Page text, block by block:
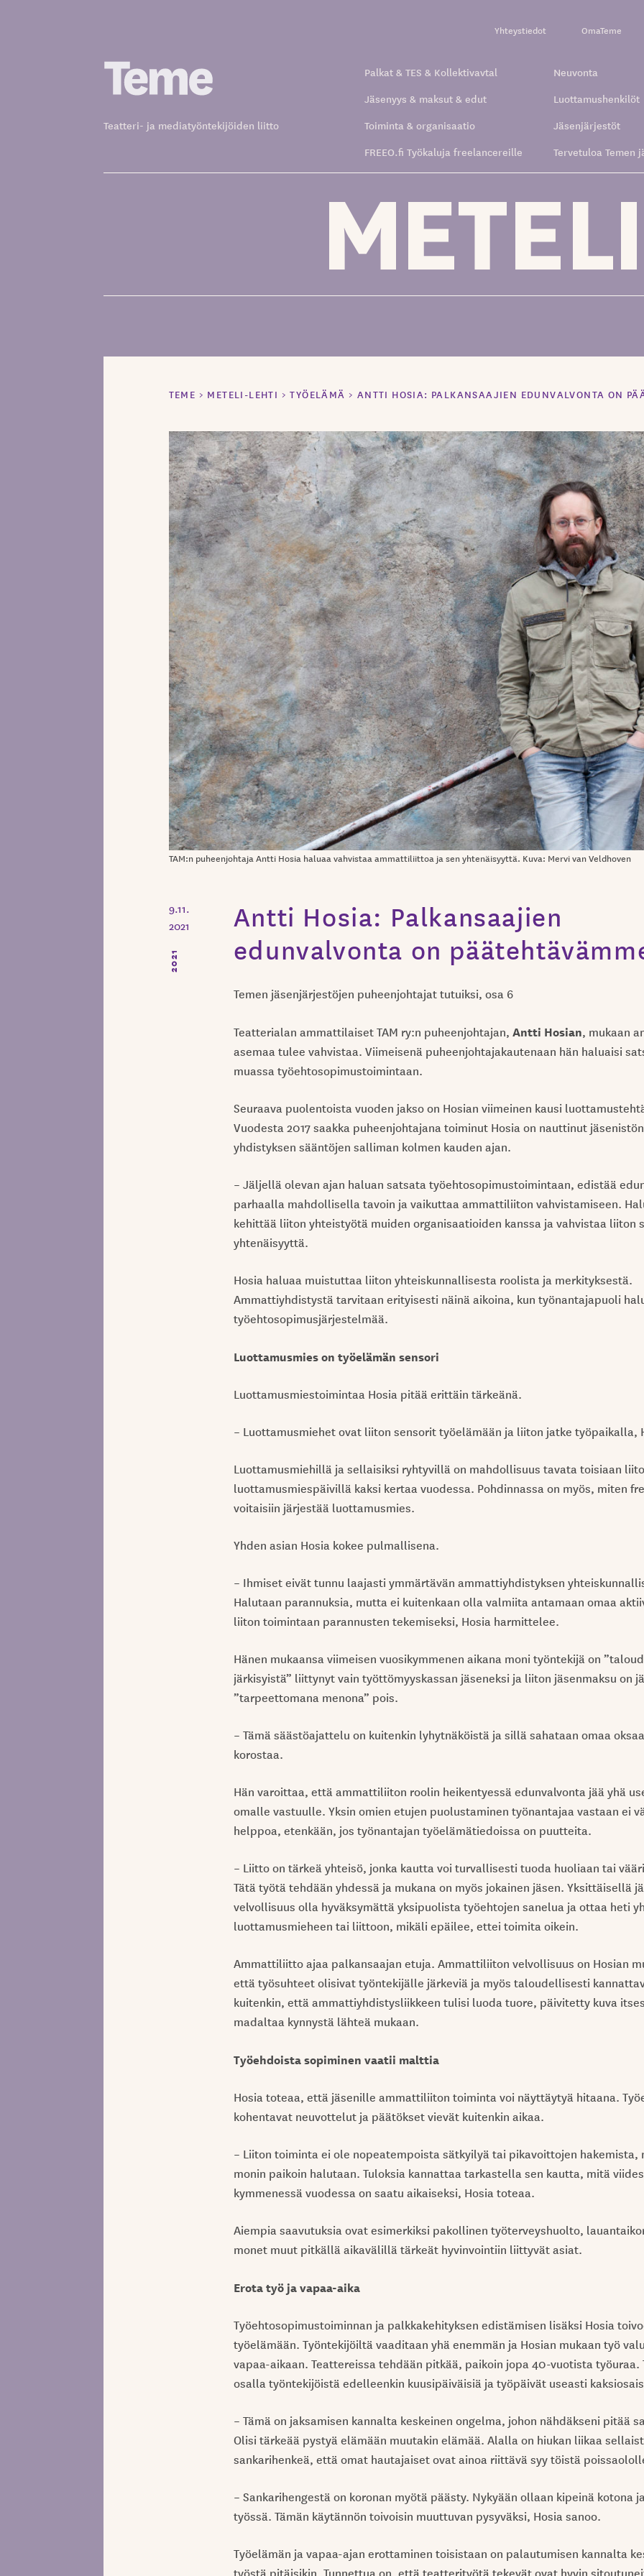
Yhteystiedot OmaTeme
Teatteri- ja mediatyöntekijöiden liitto
Palkat & TES & Kollektivavtal
Neuvonta
Jäsenyys & maksut & edut
Luottamushenkilöt
Toiminta & organisaatio
Jäsenjärjestöt
FREEO.fi Työkaluja freelancereille
Tervetuloa Temen
TEME > METELI-LEHTI >TYÖELÄMÄ > ANTTI HOSIA: PALKANSAAJIEN EDUNVALVONTA ON
TAM:n puheenjohtaja Antti Hosia haluaa vahvistaa ammattiliittoa ja sen yhtenäisyyttä. Kuva: Mervi van Veldhoven
9.11.
2021
2021
Antti Hosia: Palkansaajien
edunvalvonta on
Temen jäsenjärjestöjen puheenjohtajat tutuiksi, osa 6
Teatterialan ammattilaiset TAM ry:n puheenjohtajan, Antti Hosian, mukaan
asemaa tulee vahvistaa. Viimeisenä puheenjohtajakautenaan hän haluaisi
muassa työehtosopimustoimintaan.
Seuraava puolentoista vuoden jakso on Hosian viimeinen kausi
Vuodesta 2017 saakka puheenjohtajana toiminut Hosia on nauttinut
yhdistyksen sääntöjen salliman kolmen kauden ajan.
– Jäljellä olevan ajan haluan satsata työehtosopimustoimintaan, edistää
parhaalla mahdollisella tavoin ja vaikuttaa ammattiliiton vahvistamiseen.
kehittää liiton yhteistyötä muiden organisaatioiden kanssa ja vahvistaa liiton
yhtenäisyyttä.
Hosia haluaa muistuttaa liiton yhteiskunnallisesta roolista ja merkityksestä.
Ammattiyhdistystä tarvitaan erityisesti näinä aikoina, kun työnantajapuoli
työehtosopimusjärjestelmää.
Luottamusmies on työelämän sensori
Luottamusmiestoimintaa Hosia pitää erittäin tärkeänä.
– Luottamusmiehet ovat liiton sensorit työelämään ja liiton jatke työpaikalla,
Luottamusmiehillä ja sellaisiksi ryhtyvillä on mahdollisuus tavata toisiaan
luottamusmiespäivillä kaksi kertaa vuodessa. Pohdinnassa on myös, miten
voitaisiin järjestää luottamusmies.
Yhden asian Hosia kokee pulmallisena.
– Ihmiset eivät tunnu laajasti ymmärtävän ammattiyhdistyksen
Halutaan parannuksia, mutta ei kuitenkaan olla valmiita antamaan omaa
liiton toimintaan parannusten tekemiseksi, Hosia harmittelee.
Hänen mukaansa viimeisen vuosikymmenen aikana moni työntekijä on
järkisyistä” liittynyt vain työttömyyskassan jäseneksi ja liiton jäsenmaksu on
”tarpeettomana menona” pois.
– Tämä säästöajattelu on kuitenkin lyhytnäköistä ja sillä sahataan omaa
korostaa.
Hän varoittaa, että ammattiliiton roolin heikentyessä edunvalvonta jää yhä
omalle vastuulle. Yksin omien etujen puolustaminen työnantajaa vastaan ei
helppoa, etenkään, jos työnantajan työelämätiedoissa on puutteita.
– Liitto on tärkeä yhteisö, jonka kautta voi turvallisesti tuoda huoliaan tai
Tätä työtä tehdään yhdessä ja mukana on myös jokainen jäsen. Yksittäisellä
velvollisuus olla hyväksymättä yksipuolista työehtojen sanelua ja ottaa heti
luottamusmieheen tai liittoon, mikäli epäilee, ettei toimita oikein.
Ammattiliitto ajaa palkansaajan etuja. Ammattiliiton velvollisuus on Hosian
että työsuhteet olisivat työntekijälle järkeviä ja myös taloudellisesti
kuitenkin, että ammattiyhdistysliikkeen tulisi luoda tuore, päivitetty kuva
madaltaa kynnystä lähteä mukaan.
Työehdoista sopiminen vaatii malttia
Hosia toteaa, että jäsenille ammattiliiton toiminta voi näyttäytyä hitaana.
kohentavat neuvottelut ja päätökset vievät kuitenkin aikaa.
– Liiton toiminta ei ole nopeatempoista sätkyilyä tai pikavoittojen hakemista,
monin paikoin halutaan. Tuloksia kannattaa tarkastella sen kautta, mitä
kymmenessä vuodessa on saatu aikaiseksi, Hosia toteaa.
Aiempia saavutuksia ovat esimerkiksi pakollinen työterveyshuolto,
monet muut pitkällä aikavälillä tärkeät hyvinvointiin liittyvät asiat.
Erota työ ja vapaa-aika
Työehtosopimustoiminnan ja palkkakehityksen edistämisen lisäksi Hosia
työelämään. Työntekijöiltä vaaditaan yhä enemmän ja Hosian mukaan työ
vapaa-aikaan. Teattereissa tehdään pitkää, paikoin jopa 40-vuotista työuraa.
osalla työntekijöistä edelleenkin kuusipäiväisiä ja työpäivät useasti
– Tämä on jaksamisen kannalta keskeinen ongelma, johon nähdäkseni pitää
Olisi tärkeää pystyä elämään muutakin elämää. Alalla on hiukan liikaa
sankarihenkeä, että omat hautajaiset ovat ainoa riittävä syy töistä
– Sankarihengestä on koronan myötä päästy. Nykyään ollaan kipeinä kotona
työssä. Tämän käytännön toivoisin muuttuvan pysyväksi, Hosia sanoo.
Työelämän ja vapaa-ajan erottaminen toisistaan on palautumisen kannalta
työstä pitäisikin. Tunnettua on, että teatterityötä tekevät ovat hyvin